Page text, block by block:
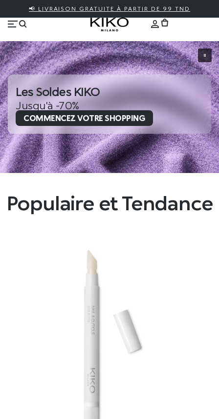
📢 LIVRAISON GRATUITE À PARTIR DE 99 TND
Les Soldes KIKO
Jusqu'à -70%
COMMENCEZ VOTRE SHOPPING
Populaire et Tendance